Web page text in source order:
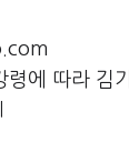
에 따라 김